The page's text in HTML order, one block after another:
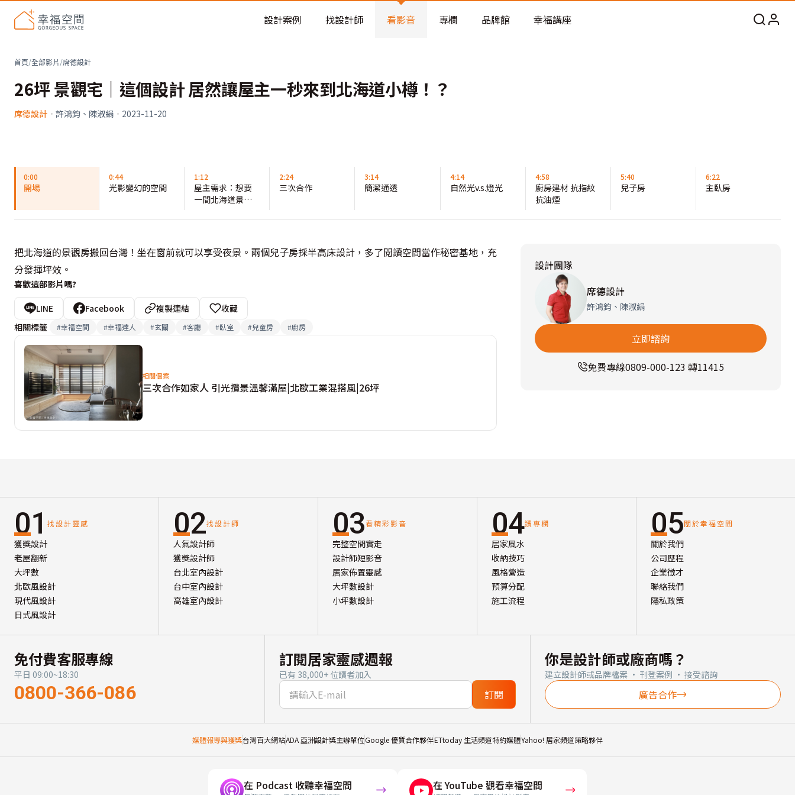
老屋預算分配與高 CP 值煥新術
設計案例 找設計師 看影音 專欄 品牌館 幸福講座
首頁/全部影片/席德設計
26坪 景觀宅｜這個設計 居然讓屋主一秒來到北海道小樽！？
席德設計 · 許鴻鈞、陳淑絹 · 2023-11-20
0:00
開場
0:44
光影變幻的空間
1:12
屋主需求：想要
一間北海道景觀
2:24
三次合作
3:14
簡潔通透
4:14
自然光v.s.燈光
4:58
廚房建材 抗指紋
抗油煙
5:40
兒子房
6:22
主臥房
把北海道的景觀房搬回台灣！坐在窗前就可以享受夜景。兩個兒子房採半高床設計，多了閱讀空間當作秘密基地，充
分發揮坪效。
喜歡這部影片嗎?
LINE Facebook 複製連結
收藏
相關標籤
#幸福空間 #幸福達人 #玄關 #客廳 #臥室 #兒童房 #廚房
相關個案
三次合作如家人 引光攬景溫馨滿屋|北歐工業混搭風|26坪
設計團隊
席德設計
許鴻鈞、陳淑絹
立即諮詢
免費專線0809-000-123 轉11415
01 找設計靈感
獲獎設計
老屋翻新
大坪數
北歐風設計
現代風設計
日式風設計
02找設計師
人氣設計師
獲獎設計師
台北室內設計
台中室內設計
高雄室內設計
03看精彩影音
完整空間實走
設計師短影音
居家佈置靈感
大坪數設計
小坪數設計
04讀專欄
居家風水
收納技巧
風格營造
預算分配
施工流程
05關於幸福空間
關於我們
公司歷程
企業徵才
聯絡我們
隱私政策
免付費客服專線
平日 09:00~18:30
0800-366-086
訂閱居家靈感週報
已有 38,000+ 位讀者加入
訂閱
你是設計師或廠商嗎？
建立設計師或品牌檔案 · 刊登案例 · 接受諮詢
廣告合作
媒體報導與獲獎台灣百大網站ADA 亞洲設計獎主辦單位Google 優質合作夥伴ETtoday 生活頻道特約媒體Yahoo! 居家頻道策略夥伴
在 Podcast 收聽幸福空間 在 YouTube 觀看幸福空間